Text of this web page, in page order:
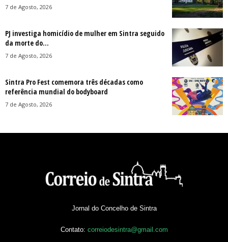
7 de Agosto, 2026
PJ investiga homicídio de mulher em Sintra seguido
da morte do...
7 de Agosto, 2026
Sintra Pro Fest comemora três décadas como
referência mundial do bodyboard
7 de Agosto, 2026
Jornal do Concelho de Sintra
Contato: correiodesintra@gmail.com